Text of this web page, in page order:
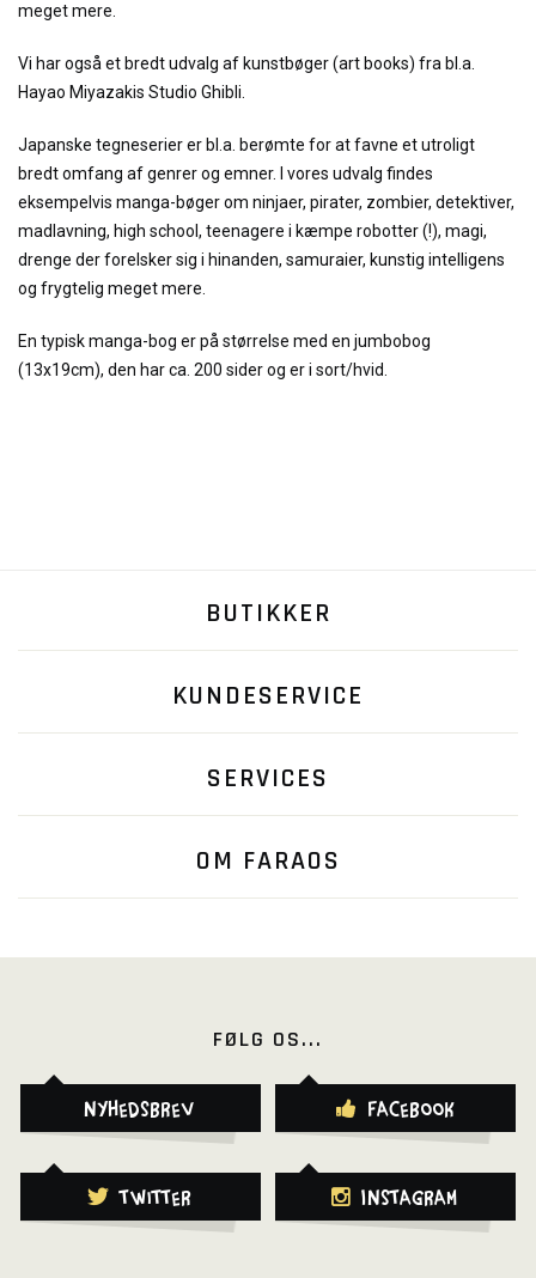
meget mere.
Vi har også et bredt udvalg af kunstbøger (art books) fra bl.a.
Hayao Miyazakis Studio Ghibli.
Japanske tegneserier er bl.a. berømte for at favne et utroligt
bredt omfang af genrer og emner. I vores udvalg findes
eksempelvis manga-bøger om ninjaer, pirater, zombier, detektiver,
madlavning, high school, teenagere i kæmpe robotter (!), magi,
drenge der forelsker sig i hinanden, samuraier, kunstig intelligens
og frygtelig meget mere.
En typisk manga-bog er på størrelse med en jumbobog
(13x19cm), den har ca. 200 sider og er i sort/hvid.
BUTIKKER
KUNDESERVICE
SERVICES
OM FARAOS
FØLG OS...
Nyhedsbrev Facebook
Twitter Instagram